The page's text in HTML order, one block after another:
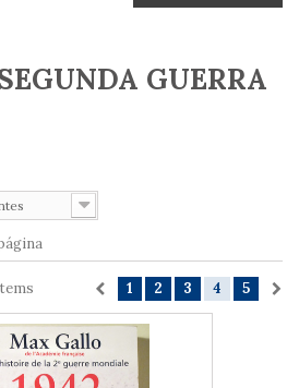
GUERRA
1 2 3 4 5